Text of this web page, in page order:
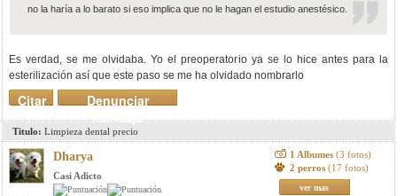
no la haría a lo barato si eso implica que no le hagan el estudio anestésico.
Es verdad, se me olvidaba. Yo el preoperatorio ya se lo hice antes para la
esterilización así que este paso se me ha olvidado nombrarlo
Denunciar
mensaje
Citar
Titulo: Limpieza dental precio
Dharya
Casi Adicto
1 Albumes (3 fotos)
2 perros (17 fotos)
ver mas